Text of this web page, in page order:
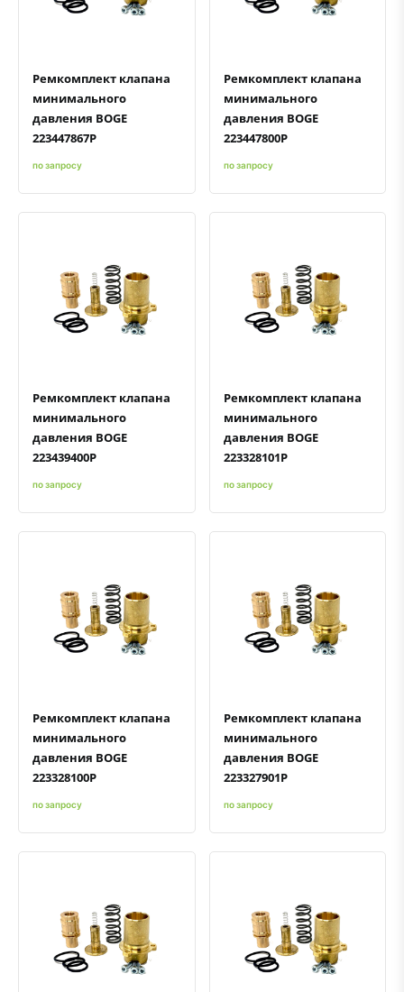
Ремкомплект клапана
минимального
давления BOGE
223447867P
по запросу
Ремкомплект клапана
минимального
давления BOGE
223447800P
по запросу
Быстрый просмотрДобавить к сравнению
Добавить в избранное
Ремкомплект клапана
минимального
давления BOGE
223439400P
по запросу
Быстрый просмотрДобавить к сравнению
Добавить в избранное
Ремкомплект клапана
минимального
давления BOGE
223328101P
по запросу
Быстрый просмотрДобавить к сравнению
Добавить в избранное
Ремкомплект клапана
минимального
давления BOGE
223328100P
по запросу
Быстрый просмотрДобавить к сравнению
Добавить в избранное
Ремкомплект клапана
минимального
давления BOGE
223327901P
по запросу
Быстрый просмотрДобавить к сравнению
Добавить в избранное Быстрый просмотрДобавить к сравнению
Добавить в избранное